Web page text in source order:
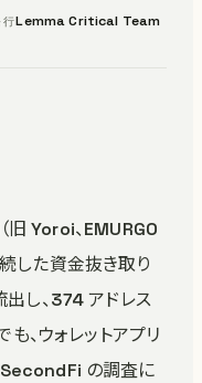
行Lemma Critical Team
Yoroi、EMURGO
した資金抜き取り
し、374 アドレス
、ウォレットアプリ
SecondFi の調査に